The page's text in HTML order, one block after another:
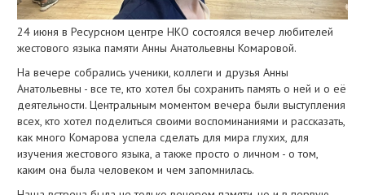
24 июня в Ресурсном центре НКО состоялся вечер любителей
жестового языка памяти Анны Анатольевны Комаровой.
На вечере собрались ученики, коллеги и друзья Анны
Анатольевны - все те, кто хотел бы сохранить память о ней и о её
деятельности. Центральным моментом вечера были выступления
всех, кто хотел поделиться своими воспоминаниями и рассказать,
как много Комарова успела сделать для мира глухих, для
изучения жестового языка, а также просто о личном - о том,
каким она была человеком и чем запомнилась.